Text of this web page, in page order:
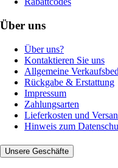
Über uns
Über uns?
Kontaktieren Sie uns
Allgemeine
Rückgabe & Erstattung
Impressum
Zahlungsarten
Lieferkosten und
Hinweis zum
Unsere Geschäfte